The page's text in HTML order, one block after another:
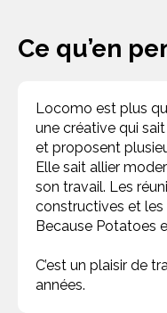
Ce qu’en
Locomo est plus
une créative qui
et proposent
Elle sait allier
son travail. Les
constructives et les
Because Potatoes
C’est un plaisir de
années.